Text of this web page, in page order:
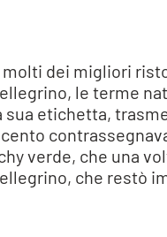
molti dei migliori
le terme
sua etichetta,
verde, che una
che restò